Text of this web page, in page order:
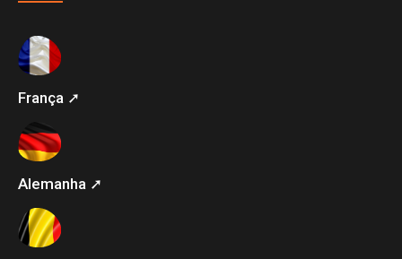
França ➚
Alemanha ➚